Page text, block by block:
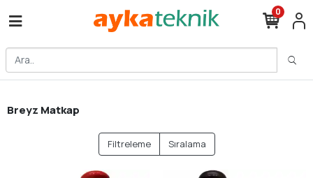
0
Breyz Matkap
Filtreleme Sıralama